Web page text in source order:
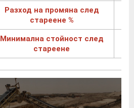
Разход на промяна след
стареене %
Минимална стойност след
стареене